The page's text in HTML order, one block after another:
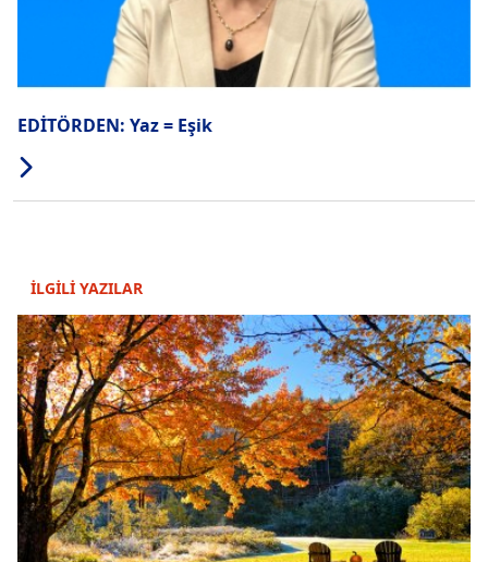
EDİTÖRDEN: Yaz = Eşik
İLGİLİ YAZILAR